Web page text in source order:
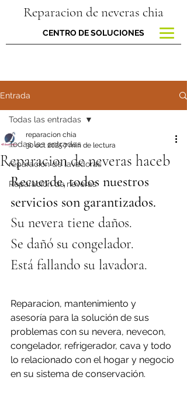
Reparacion de neveras chia
CENTRO DE SOLUCIONES
Entrada
Todas las entradas
reparacion de lavadoras
Reparación de neveras
Todas las entradas
Reparacion de neveras haceb
reparacion chia
30 oct 20257 min de lectura
Recuerde, todos nuestros
servicios son garantizados.
Su nevera tiene daños.
Se dañó su congelador.
Está fallando su lavadora.
Reparacion, mantenimiento y
asesoría para la solución de sus
problemas con su nevera, nevecon,
congelador, refrigerador, cava y todo
lo relacionado con el hogar y negocio
en su sistema de conservación.